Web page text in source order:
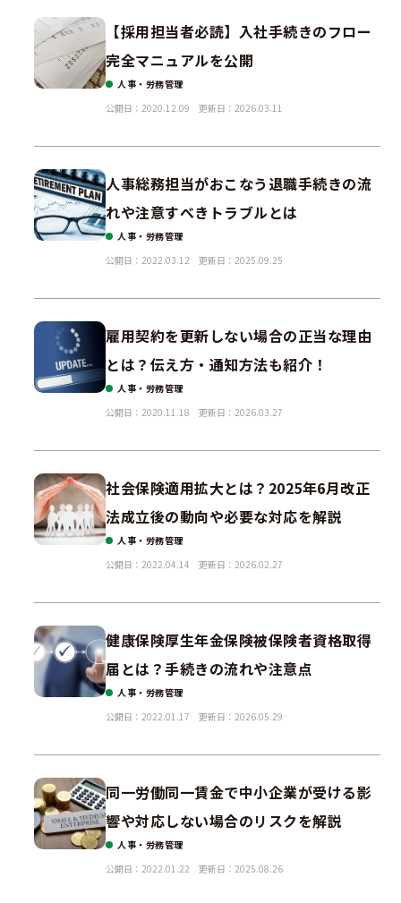
【採用担当者必読】入社手続きのフロー
完全マニュアルを公開
人事・労務管理
公開日：2020.12.09
更新日：2026.03.11
人事総務担当がおこなう退職手続きの流
れや注意すべきトラブルとは
人事・労務管理
公開日：2022.03.12
更新日：2025.09.25
雇用契約を更新しない場合の正当な理由
とは？伝え方・通知方法も紹介！
人事・労務管理
公開日：2020.11.18
更新日：2026.03.27
社会保険適用拡大とは？2025年6月改正
法成立後の動向や必要な対応を解説
人事・労務管理
公開日：2022.04.14
更新日：2026.02.27
健康保険厚生年金保険被保険者資格取得
届とは？手続きの流れや注意点
人事・労務管理
公開日：2022.01.17
更新日：2026.05.29
同一労働同一賃金で中小企業が受ける影
響や対応しない場合のリスクを解説
人事・労務管理
公開日：2022.01.22
更新日：2025.08.26